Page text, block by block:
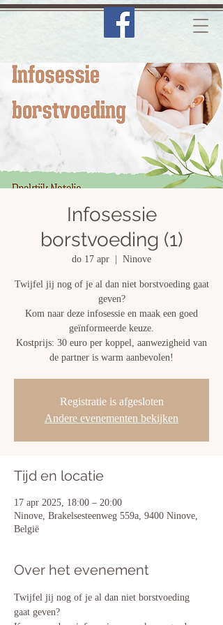
Infosessie
borstvoeding (1)
do 17 apr Ninove
Twijfel jij nog of je al dan niet borstvoeding gaat
geven?
Kom naar deze infosessie en maak een goed
geïnformeerde keuze.
Kostprijs: 30 euro per koppel, aanwezigheid van
de partner is warm aanbevolen!
Registratie is afgesloten
Andere evenementen bekijken
Tijd en locatie
17 apr 2025, 18:00 – 20:00
Ninove, Brakelsesteenweg 559a, 9400 Ninove,
België
Over het evenement
Twijfel jij nog of je al dan niet borstvoeding
gaat geven?